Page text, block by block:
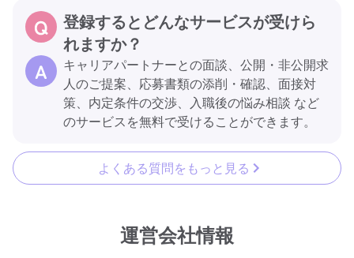
登録するとどんなサービスが受けら
れますか？
キャリアパートナーとの面談、公開・非公開求
人のご提案、応募書類の添削・確認、面接対
策、内定条件の交渉、入職後の悩み相談 など
のサービスを無料で受けることができます。
よくある質問をもっと見る
運営会社情報